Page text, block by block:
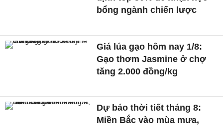
bổng ngành chiến lược
Giá lúa gạo hôm nay 1/8:
Gạo thơm Jasmine ở chợ
tăng 2.000 đồng/kg
Dự báo thời tiết tháng 8:
Miền Bắc vào mùa mưa,